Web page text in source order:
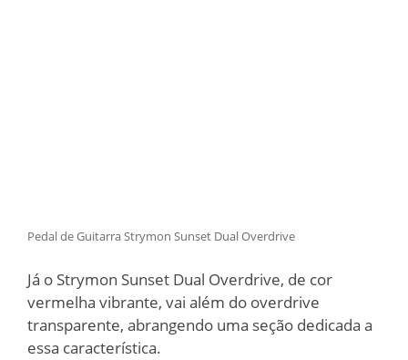
Pedal de Guitarra Strymon Sunset Dual Overdrive
Já o Strymon Sunset Dual Overdrive, de cor
vermelha vibrante, vai além do overdrive
transparente, abrangendo uma seção dedicada a
essa característica.